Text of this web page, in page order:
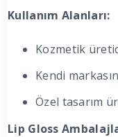
Kullanım Alanları:
Kozmetik
Kendi
Özel tasarım
Lip Gloss